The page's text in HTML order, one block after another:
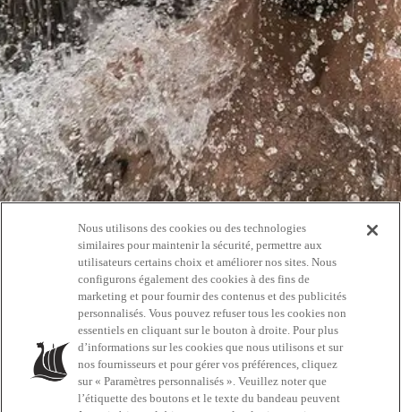
Oups!
404
RETOURNEZ À L'ACCUEIL
Nous utilisons des cookies ou des technologies
similaires pour maintenir la sécurité, permettre aux
utilisateurs certains choix et améliorer nos sites. Nous
configurons également des cookies à des fins de
marketing et pour fournir des contenus et des publicités
personnalisés. Vous pouvez refuser tous les cookies non
essentiels en cliquant sur le bouton à droite. Pour plus
d’informations sur les cookies que nous utilisons et sur
nos fournisseurs et pour gérer vos préférences, cliquez
sur « Paramètres personnalisés ». Veuillez noter que
l’étiquette des boutons et le texte du bandeau peuvent